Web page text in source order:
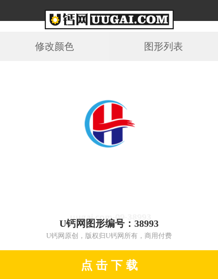
修改颜色 图形列表
U钙网图形编号：38993
U钙网原创，版权归U钙网所有，商用付费
点 击 下 载